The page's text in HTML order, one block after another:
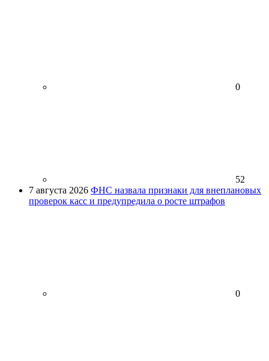
0
52
7 августа 2026 ФНС назвала признаки для внеплановых
проверок касс и предупредила о росте штрафов
0